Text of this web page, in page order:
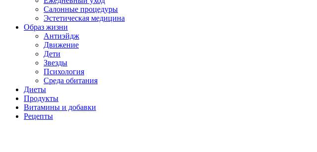
Салонные процедуры
Эстетическая медицина
Образ жизни
Антиэйдж
Движение
Дети
Звезды
Психология
Среда обитания
Диеты
Продукты
Витамины и добавки
Рецепты